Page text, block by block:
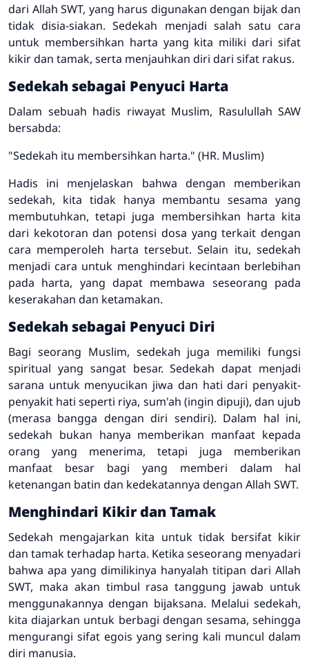
dari Allah SWT, yang harus digunakan dengan bijak dan
tidak disia-siakan. Sedekah menjadi salah satu cara
untuk membersihkan harta yang kita miliki dari sifat
kikir dan tamak, serta menjauhkan diri dari sifat rakus.
Sedekah sebagai Penyuci Harta
Dalam sebuah hadis riwayat Muslim, Rasulullah SAW
bersabda:
"Sedekah itu membersihkan harta." (HR. Muslim)
Hadis ini menjelaskan bahwa dengan memberikan
sedekah, kita tidak hanya membantu sesama yang
membutuhkan, tetapi juga membersihkan harta kita
dari kekotoran dan potensi dosa yang terkait dengan
cara memperoleh harta tersebut. Selain itu, sedekah
menjadi cara untuk menghindari kecintaan berlebihan
pada harta, yang dapat membawa seseorang pada
keserakahan dan ketamakan.
Sedekah sebagai Penyuci Diri
Bagi seorang Muslim, sedekah juga memiliki fungsi
spiritual yang sangat besar. Sedekah dapat menjadi
sarana untuk menyucikan jiwa dan hati dari penyakit-
penyakit hati seperti riya, sum'ah (ingin dipuji), dan ujub
(merasa bangga dengan diri sendiri). Dalam hal ini,
sedekah bukan hanya memberikan manfaat kepada
orang yang menerima, tetapi juga memberikan
manfaat besar bagi yang memberi dalam hal
ketenangan batin dan kedekatannya dengan Allah SWT.
Menghindari Kikir dan Tamak
Sedekah mengajarkan kita untuk tidak bersifat kikir
dan tamak terhadap harta. Ketika seseorang menyadari
bahwa apa yang dimilikinya hanyalah titipan dari Allah
SWT, maka akan timbul rasa tanggung jawab untuk
menggunakannya dengan bijaksana. Melalui sedekah,
kita diajarkan untuk berbagi dengan sesama, sehingga
mengurangi sifat egois yang sering kali muncul dalam
diri manusia.